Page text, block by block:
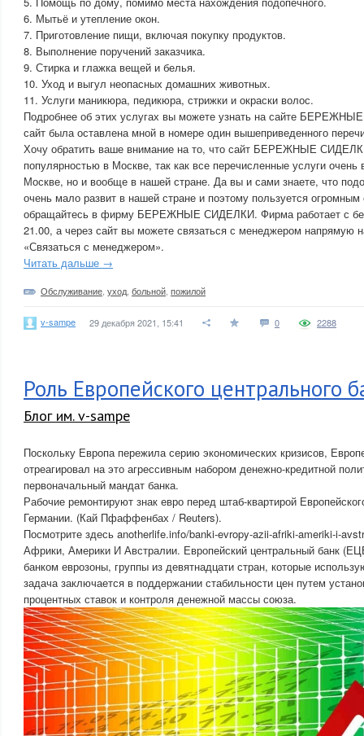
6. Мытьё и утепление окон.
7. Приготовление пищи, включая покупку продуктов.
8. Выполнение поручений заказчика.
9. Стирка и глажка вещей и белья.
10. Уход и выгул неопасных домашних животных.
11. Услуги маникюра, педикюра, стрижки и окраски волос.
Подробнее об этих услугах вы можете узнать на сайте
сайт была оставлена мной в номере один вышеприведенного
Хочу обратить ваше внимание на то, что сайт БЕРЕЖНЫЕ
популярностью в Москве, так как все перечисленные услуги очень
Москве, но и вообще в нашей стране. Да вы и сами знаете, что
очень мало развит в нашей стране и поэтому пользуется
обращайтесь в фирму БЕРЕЖНЫЕ СИДЕЛКИ. Фирма работает с
21.00, а через сайт вы можете связаться с менеджером напрямую
«Связаться с менеджером».
Читать дальше →
Обслуживание уход больной пожилой
v-sampe 29 декабря 2021, 15:41 0 2288
Роль Европейского центрального
Блог им. v-sampe
Поскольку Европа пережила серию экономических кризисов,
отреагировал на это агрессивным набором денежно-кредитной
первоначальный мандат банка.
Рабочие ремонтируют знак евро перед штаб-квартирой
Германии. (Кай Пфаффенбах / Reuters).
Посмотрите здесь anotherlife.info/banki-evropy-azii-afriki-ameriki-i-
Африки, Америки И Австралии. Европейский центральный банк
банком еврозоны, группы из девятнадцати стран, которые
задача заключается в поддержании стабильности цен путем
процентных ставок и контроля денежной массы союза.